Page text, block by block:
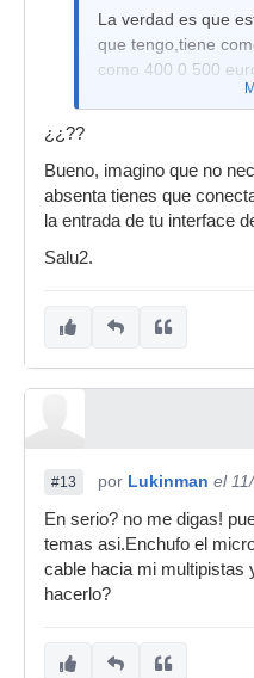
La verdad es que
que tengo,tiene
como 400 0 500
¿¿??
Bueno, imagino que no
absenta tienes que
la entrada de tu interface
Salu2.
#13 por Lukinman el
En serio? no me digas!
temas asi.Enchufo el
cable hacia mi multipistas
hacerlo?